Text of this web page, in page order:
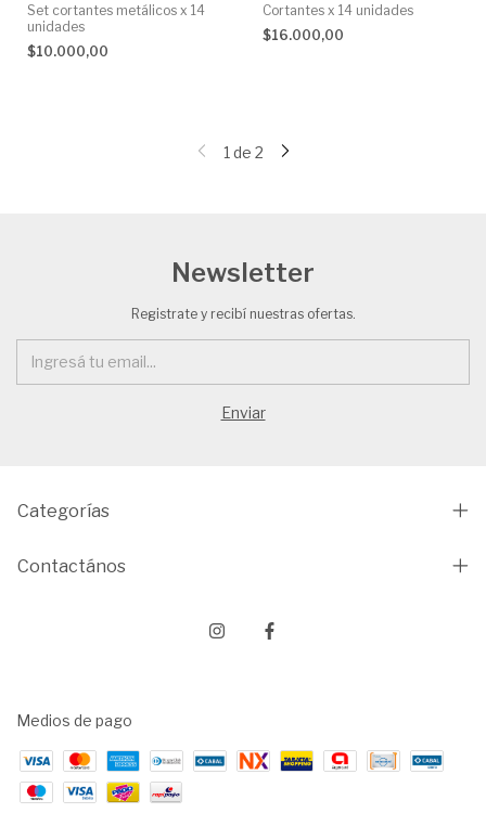
Set cortantes metálicos x 14
unidades
$10.000,00
Cortantes x 14 unidades
$16.000,00
1 de 2
Newsletter
Registrate y recibí nuestras ofertas.
Categorías
Contactános
Medios de pago